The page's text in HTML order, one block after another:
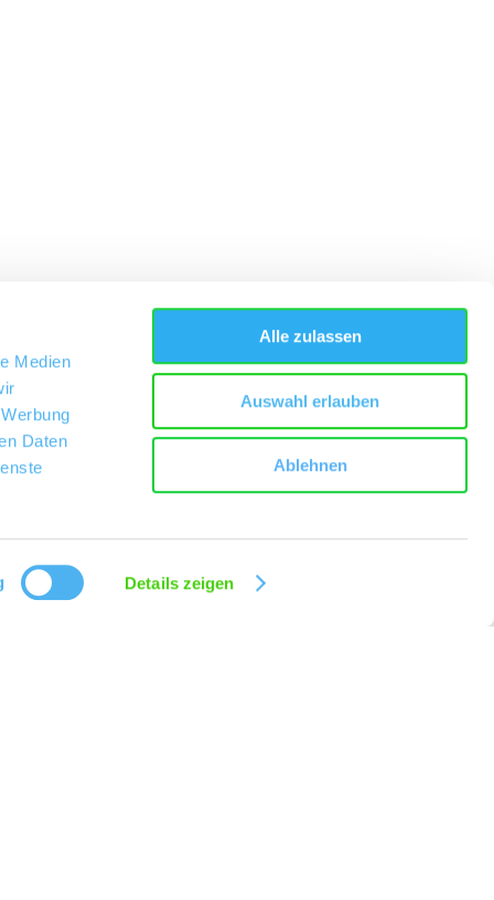
Medien
Daten
Details zeigen
Alle zulassen
Auswahl erlauben
Ablehnen